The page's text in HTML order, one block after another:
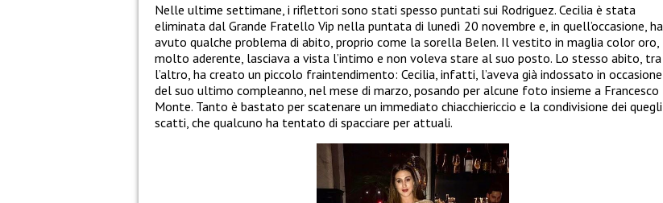
Nelle ultime settimane, i riflettori sono stati spesso puntati sui Rodriguez. Cecilia è stata
eliminata dal Grande Fratello Vip nella puntata di lunedì 20 novembre e, in quell’occasione, ha
avuto qualche problema di abito, proprio come la sorella Belen. Il vestito in maglia color oro,
molto aderente, lasciava a vista l’intimo e non voleva stare al suo posto. Lo stesso abito, tra
l’altro, ha creato un piccolo fraintendimento: Cecilia, infatti, l’aveva già indossato in occasione
del suo ultimo compleanno, nel mese di marzo, posando per alcune foto insieme a Francesco
Monte. Tanto è bastato per scatenare un immediato chiacchiericcio e la condivisione dei quegli
scatti, che qualcuno ha tentato di spacciare per attuali.